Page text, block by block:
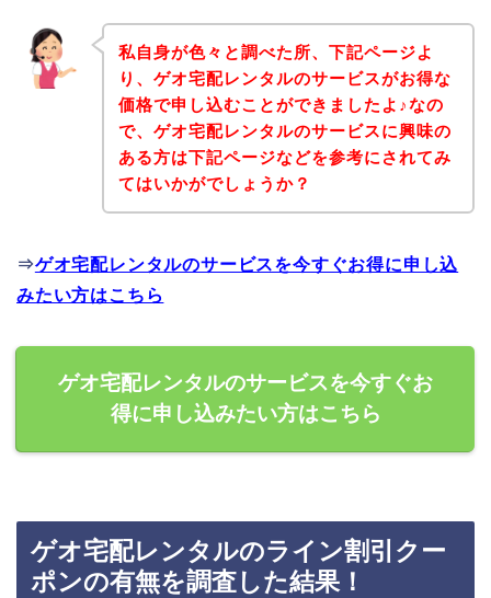
私自身が色々と調べた所、下記ページよ
り、ゲオ宅配レンタルのサービスがお得な
価格で申し込むことができましたよ♪なの
で、ゲオ宅配レンタルのサービスに興味の
ある方は下記ページなどを参考にされてみ
てはいかがでしょうか？
⇒ゲオ宅配レンタルのサービスを今すぐお得に申し込
みたい方はこちら
ゲオ宅配レンタルのサービスを今すぐお
得に申し込みたい方はこちら
ゲオ宅配レンタルのライン割引クー
ポンの有無を調査した結果！